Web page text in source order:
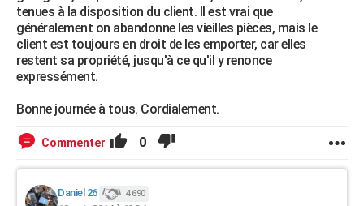
tenues à la disposition du client. Il est vrai que
généralement on abandonne les vieilles pièces, mais le
client est toujours en droit de les emporter, car elles
restent sa propriété, jusqu'à ce qu'il y renonce
expressément.
Bonne journée à tous. Cordialement.
Commenter 0
Daniel 26 4 690